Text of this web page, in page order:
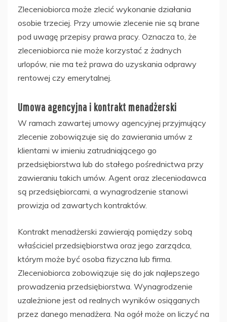
Zleceniobiorca może zlecić wykonanie działania
osobie trzeciej. Przy umowie zlecenie nie są brane
pod uwagę przepisy prawa pracy. Oznacza to, że
zleceniobiorca nie może korzystać z żadnych
urlopów, nie ma też prawa do uzyskania odprawy
rentowej czy emerytalnej.
Umowa agencyjna i kontrakt menadżerski
W ramach zawartej umowy agencyjnej przyjmujący
zlecenie zobowiązuje się do zawierania umów z
klientami w imieniu zatrudniającego go
przedsiębiorstwa lub do stałego pośrednictwa przy
zawieraniu takich umów. Agent oraz zleceniodawca
są przedsiębiorcami, a wynagrodzenie stanowi
prowizja od zawartych kontraktów.
Kontrakt menadżerski zawierają pomiędzy sobą
właściciel przedsiębiorstwa oraz jego zarządca,
którym może być osoba fizyczna lub firma.
Zleceniobiorca zobowiązuje się do jak najlepszego
prowadzenia przedsiębiorstwa. Wynagrodzenie
uzależnione jest od realnych wyników osiąganych
przez danego menadżera. Na ogół może on liczyć na